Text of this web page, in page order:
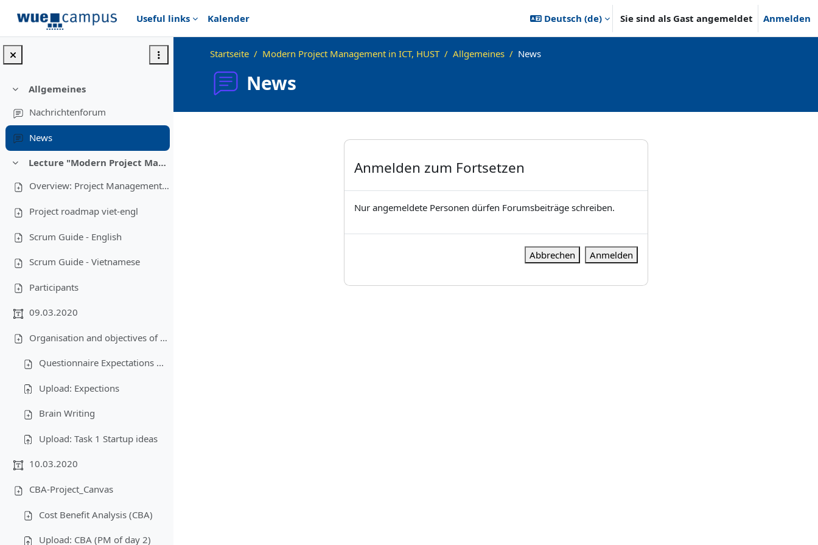
Useful links
Kalender Deutsch ‎(de)‎ Sie sind als Gast angemeldet Anmelden
Einklappen
Allgemeines
Nachrichtenforum
News
Einklappen
Lecture "Modern Project Management in ICT", HUST, Hanoi, 2023
Overview: Project Management in Vietnam
Project roadmap viet-engl
Scrum Guide - English
Scrum Guide - Vietnamese
Participants
09.03.2020
Organisation and objectives of the lecture-Business plan-Creativity
Questionnaire Expectations ...
Upload: Expections
Brain Writing
Upload: Task 1 Startup ideas
10.03.2020
CBA-Project_Canvas
Cost Benefit Analysis (CBA)
Upload: CBA (PM of day 2)
Startseite Modern Project Management in ICT, HUST Allgemeines News
News
Anmelden zum Fortsetzen
Nur angemeldete Personen dürfen Forumsbeiträge schreiben.
Abbrechen Anmelden